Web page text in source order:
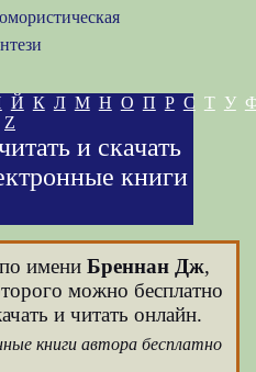
Й К Л М Н О П Р С Т У
Z
и скачать
книги
имени Бреннан Дж,
можно бесплатно
и читать онлайн.
книги автора бесплатно